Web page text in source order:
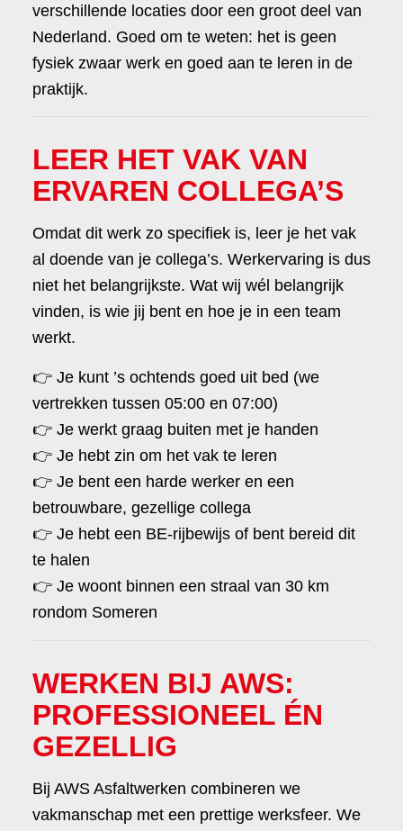
verschillende locaties door een groot deel van
Nederland. Goed om te weten: het is geen
fysiek zwaar werk en goed aan te leren in de
praktijk.
LEER HET VAK VAN
ERVAREN COLLEGA’S
Omdat dit werk zo specifiek is, leer je het vak
al doende van je collega’s. Werkervaring is dus
niet het belangrijkste. Wat wij wél belangrijk
vinden, is wie jij bent en hoe je in een team
werkt.
👉 Je kunt ’s ochtends goed uit bed (we
vertrekken tussen 05:00 en 07:00)
👉 Je werkt graag buiten met je handen
👉 Je hebt zin om het vak te leren
👉 Je bent een harde werker en een
betrouwbare, gezellige collega
👉 Je hebt een BE-rijbewijs of bent bereid dit
te halen
👉 Je woont binnen een straal van 30 km
rondom Someren
WERKEN BIJ AWS:
PROFESSIONEEL ÉN
GEZELLIG
Bij AWS Asfaltwerken combineren we
vakmanschap met een prettige werksfeer. We